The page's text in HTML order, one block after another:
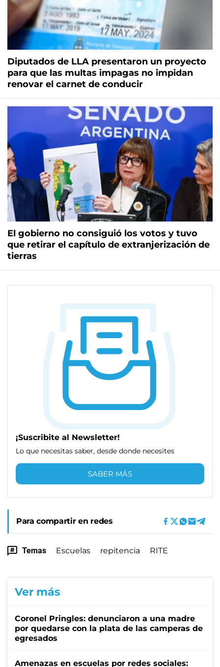
Diputados de LLA presentaron un proyecto
para que las multas impagas no impidan
renovar el carnet de conducir
El gobierno no consiguió los votos y tuvo
que retirar el capítulo de extranjerización de
tierras
¡Suscribite al Newsletter!
Lo que necesitas saber, desde donde necesites
SABER MÁS
Para compartir en redes
Temas Escuelas repitencia RITE
Ver más
Coronel Pringles: denunciaron a una madre
por quedarse con la plata de las camperas de
egresados
Amenazas en escuelas por redes sociales: